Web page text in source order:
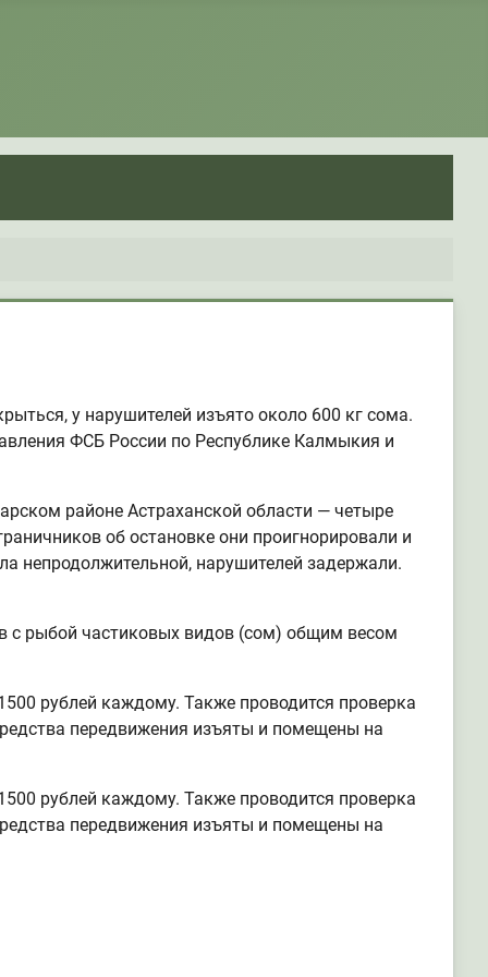
у нарушителей изъято около 600 кг сома.
ФСБ России по Республике Калмыкия и
районе Астраханской области — четыре
об остановке они проигнорировали и
непродолжительной, нарушителей задержали.
с рыбой частиковых видов (сом) общим весом
рублей каждому. Также проводится проверка
передвижения изъяты и помещены на
рублей каждому. Также проводится проверка
передвижения изъяты и помещены на